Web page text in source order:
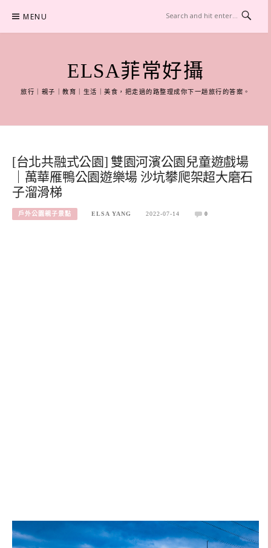
content
MENU
ELSA菲常好攝
旅行｜親子｜教育｜生活｜美食，把走過的路整理成你下一趟旅行的答案。
[台北共融式公園] 雙園河濱公園兒童遊戲場
｜萬華雁鴨公園遊樂場 沙坑攀爬架超大磨石
子溜滑梯
戶外公園親子景點 ELSA YANG 2022-07-14 0